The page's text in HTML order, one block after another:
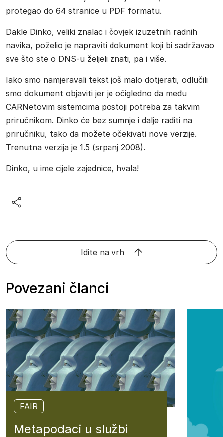
protegao do 64 stranice u PDF formatu.
Dakle Dinko, veliki znalac i čovjek izuzetnih radnih
navika, poželio je napraviti dokument koji bi sadržavao
sve što ste o DNS-u željeli znati, pa i više.
Iako smo namjeravali tekst još malo dotjerati, odlučili
smo dokument objaviti jer je očigledno da među
CARNetovim sistemcima postoji potreba za takvim
priručnikom. Dinko će bez sumnje i dalje raditi na
priručniku, tako da možete očekivati nove verzije.
Trenutna verzija je 1.5 (srpanj 2008).
Dinko, u ime cijele zajednice, hvala!
Idite na vrh
Povezani članci
FAIR
Metapodaci u službi